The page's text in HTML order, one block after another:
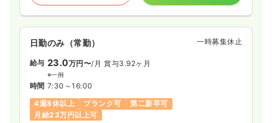
オペ室(手術室)正看護師 一般病院
日勤のみ（常勤）
給与 22.8〜30.3万円/月 賞与3.1ヶ月
※一例
時間 8:30～17:00
日祝休み
年間休日120日 月給30万円以上可
日勤のみ（常勤） 一時募集休止
給与 23.0万円〜/月 賞与3.92ヶ月
※一例
時間 7:30～16:00
4週8休以上
ブランク可
第二新卒可
月給23万円以上可